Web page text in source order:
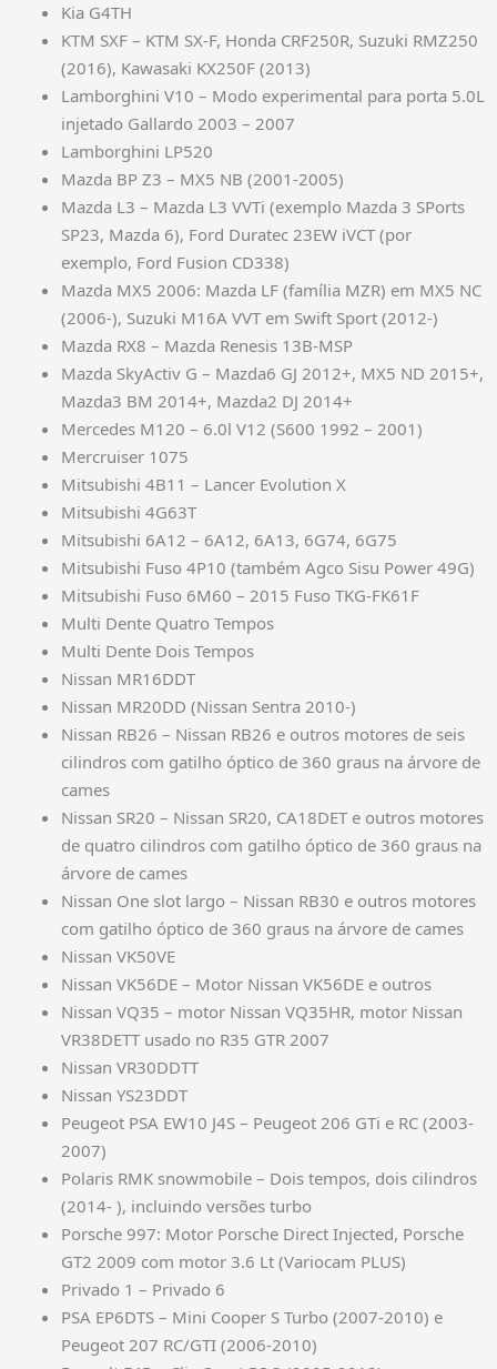
Kia G4TH
KTM SXF – KTM SX-F, Honda CRF250R, Suzuki RMZ250
(2016), Kawasaki KX250F (2013)
Lamborghini V10 – Modo experimental para porta 5.0L
injetado Gallardo 2003 – 2007
Lamborghini LP520
Mazda BP Z3 – MX5 NB (2001-2005)
Mazda L3 – Mazda L3 VVTi (exemplo Mazda 3 SPorts
SP23, Mazda 6), Ford Duratec 23EW iVCT (por
exemplo, Ford Fusion CD338)
Mazda MX5 2006: Mazda LF (família MZR) em MX5 NC
(2006-), Suzuki M16A VVT em Swift Sport (2012-)
Mazda RX8 – Mazda Renesis 13B-MSP
Mazda SkyActiv G – Mazda6 GJ 2012+, MX5 ND 2015+,
Mazda3 BM 2014+, Mazda2 DJ 2014+
Mercedes M120 – 6.0l V12 (S600 1992 – 2001)
Mercruiser 1075
Mitsubishi 4B11 – Lancer Evolution X
Mitsubishi 4G63T
Mitsubishi 6A12 – 6A12, 6A13, 6G74, 6G75
Mitsubishi Fuso 4P10 (também Agco Sisu Power 49G)
Mitsubishi Fuso 6M60 – 2015 Fuso TKG-FK61F
Multi Dente Quatro Tempos
Multi Dente Dois Tempos
Nissan MR16DDT
Nissan MR20DD (Nissan Sentra 2010-)
Nissan RB26 – Nissan RB26 e outros motores de seis
cilindros com gatilho óptico de 360 graus na árvore de
cames
Nissan SR20 – Nissan SR20, CA18DET e outros motores
de quatro cilindros com gatilho óptico de 360 graus na
árvore de cames
Nissan One slot largo – Nissan RB30 e outros motores
com gatilho óptico de 360 graus na árvore de cames
Nissan VK50VE
Nissan VK56DE – Motor Nissan VK56DE e outros
Nissan VQ35 – motor Nissan VQ35HR, motor Nissan
VR38DETT usado no R35 GTR 2007
Nissan VR30DDTT
Nissan YS23DDT
Peugeot PSA EW10 J4S – Peugeot 206 GTi e RC (2003-
2007)
Polaris RMK snowmobile – Dois tempos, dois cilindros
(2014- ), incluindo versões turbo
Porsche 997: Motor Porsche Direct Injected, Porsche
GT2 2009 com motor 3.6 Lt (Variocam PLUS)
Privado 1 – Privado 6
PSA EP6DTS – Mini Cooper S Turbo (2007-2010) e
Peugeot 207 RC/GTI (2006-2010)